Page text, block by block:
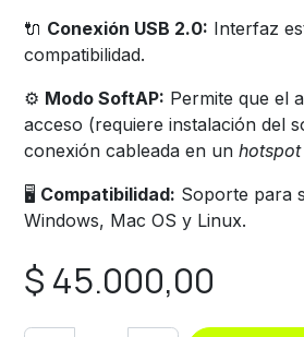
🔌 Conexión USB 2.0: Interfaz
compatibilidad.
⚙️ Modo SoftAP: Permite que el
acceso (requiere instalación del
conexión cableada en un hotspot
🖥️ Compatibilidad: Soporte para
Windows, Mac OS y Linux.
$ 45.000,00